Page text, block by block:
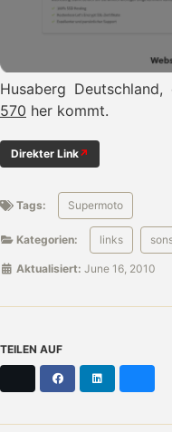
Husaberg
570 her kommt.
Direkter Link
Tags: Supermoto
Kategorien: links
Aktualisiert: June 16, 2010
TEILEN AUF
Facebook